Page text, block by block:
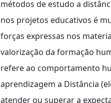
métodos de estudo a
nos projetos educativos é
forças expressas nos
valorização da formação
refere ao comportamento
aprendizagem a Distância
atender ou superar a